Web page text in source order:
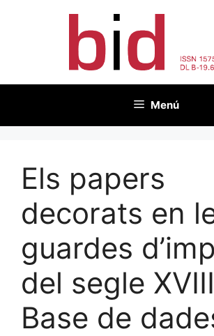
Menú
Els papers
decorats en
guardes
del segle
Base de